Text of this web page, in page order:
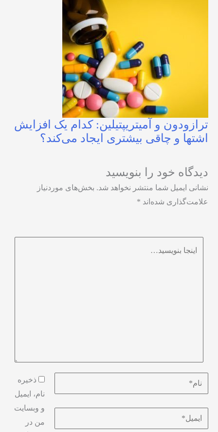
ترازودون و آمیتریپتیلین: کدام یک افزایش
اشتها و چاقی بیشتری ایجاد می‌کند؟
دیدگاه‌ خود را بنویسید
نشانی ایمیل شما منتشر نخواهد شد. بخش‌های موردنیاز
علامت‌گذاری شده‌اند *
ذخیره
نام، ایمیل
و وبسایت
من در